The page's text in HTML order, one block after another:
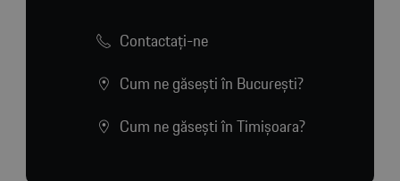
Contactaţi-ne
Cum ne găsești în București?
Cum ne găsești în Timișoara?